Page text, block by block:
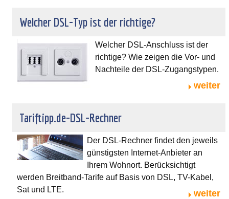
Welcher DSL-Typ ist der richtige?
Welcher DSL-Anschluss ist der
richtige? Wie zeigen die Vor- und
Nachteile der DSL-Zugangstypen.
weiter
Tariftipp.de-DSL-Rechner
Der DSL-Rechner findet den jeweils
günstigsten Internet-Anbieter an
Ihrem Wohnort. Berücksichtigt
werden Breitband-Tarife auf Basis von DSL, TV-Kabel,
Sat und LTE.
weiter